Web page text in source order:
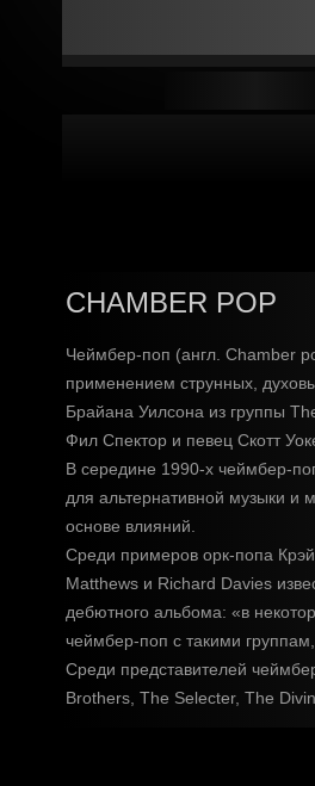
CHAMBER POP
Чеймбер-поп (англ. Chamber
применением струнных,
Брайана Уилсона из группы
Фил Спектор и певец Скотт
В середине 1990-х чеймбер-
для альтернативной музыки
основе влияний.
Среди примеров орк-попа
Matthews и Richard Davies
дебютного альбома: «в
чеймбер-поп с такими
Среди представителей
Brothers, The Selecter, The